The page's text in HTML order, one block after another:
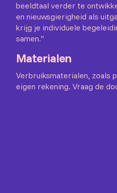
beeldtaal verder te
en nieuwsgierigheid als
krijg je individuele
samen."
Materialen
Verbruiksmaterialen, zoals
eigen rekening. Vraag de